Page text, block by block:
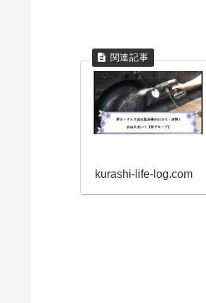
kurashi-life-log.com